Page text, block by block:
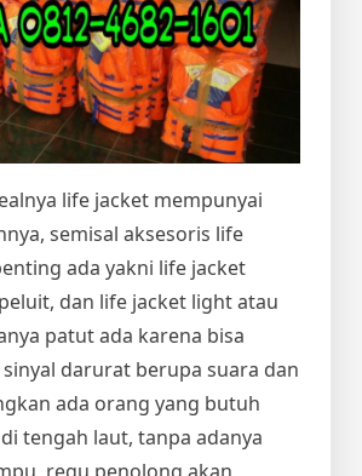
life jacket mempunyai
semisal aksesoris life
ada yakni life jacket
dan life jacket light atau
patut ada karena bisa
darurat berupa suara dan
ada orang yang butuh
tengah laut, tanpa adanya
regu penolong akan